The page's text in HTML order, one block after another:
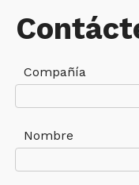
Compañía
Nombre